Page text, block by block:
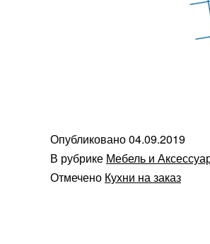
Опубликовано04.09.2019
В рубрике Мебель и
Отмечено Кухни на заказ